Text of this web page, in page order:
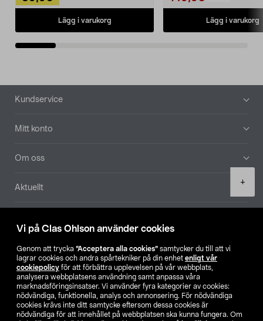
Vi på Clas Ohlson använder cookies
Genom att trycka ”Acceptera alla cookies” samtycker du till att vi
lagrar cookies och andra spårtekniker på din enhet enligt vår
cookiepolicy för att förbättra upplevelsen på vår webbplats,
analysera webbplatsens användning samt anpassa våra
marknadsföringsinsatser. Vi använder fyra kategorier av cookies:
nödvändiga, funktionella, analys och annonsering. För nödvändiga
cookies krävs inte ditt samtycke eftersom dessa cookies är
nödvändiga för att innehållet på webbplatsen ska kunna fungera. Om
+
Lägg i varukorg Lägg i varukorg
Sidfot
Kundservice
Mitt konto
Om oss
Aktuellt
Hitta butik
SE NO FI